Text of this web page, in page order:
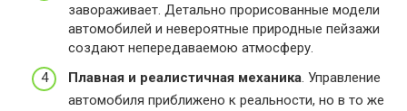
завораживает. Детально прорисованные модели
автомобилей и невероятные природные пейзажи
создают непередаваемою атмосферу.
Плавная и реалистичная механика. Управление
автомобиля приближено к реальности, но в то же